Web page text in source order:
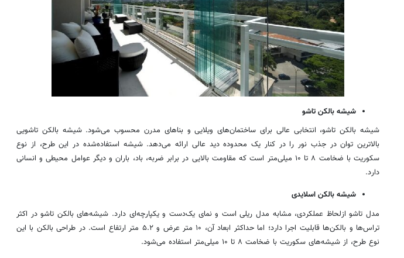
شیشه‌ بالکن تاشو
شیشه‌ بالکن تاشو، انتخابی عالی برای ساختمان‌های ویلایی و بناهای مدرن محسوب می‌شود. شیشه بالکن تاشویی
بالاترین توان در جذب نور را در کنار یک محدوده دید عالی ارائه می‌دهد. شیشه استفاده‌شده در این طرح، از نوع
سکوریت با ضخامت ۸ تا ۱۰ میلی‌متر است که مقاومت بالایی در برابر ضربه، باد، باران و دیگر عوامل محیطی و انسانی
دارد.
شیشه‌ بالکن اسلایدی
مدل تاشو ازلحاظ عملکردی، مشابه مدل ریلی است و نمای یک‌دست و یکپارچه‌ای دارد. شیشه‌های بالکن تاشو در اکثر
تراس‌ها و بالکن‌ها قابلیت اجرا دارد؛ اما حداکثر ابعاد آن، ۱۰ متر عرض و ۵.۲ متر ارتفاع است. در طراحی بالکن با این
نوع طرح، از شیشه‌های سکوریت با ضخامت ۸ تا ۱۰ میلی‌متر استفاده می‌شود.